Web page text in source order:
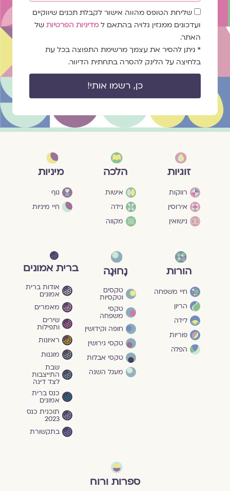
שדה
הסכמה
שליחת הטופס מהווה אישור לקבלת תכנים שיווקיים
ועדכונים ממגזין גלויה בהתאם למדיניות הפרטיות של
האתר.
* ניתן להסיר את עצמך מרשימת התפוצה בכל עת
בלחיצה על הלינק להסרה בתחתית הדיוור.
כן, רשמו אותי!
זוגיות
רווקות
אירוסין
נישואין
הלכה
אישות
נידה
מקווה
מיניות
גוף
חיי מיניות
הורות
חיי משפחה
הריון
לידה
פוריות
הפלה
נָחוּגָה
טקסים
וטקסיות
טקסי
משפחה
חופה וקידושין
טקסי גירושין
טקסי אבלות
מעגל השנה
ברית אמונים
אודות ברית
אמונים
מאמרים
שירים
ותפילות
ראיונות
מוגנוּת
שבת
התייצבות
לצד דינה
כנס ברית
אמונים
תוכנית כנס
2023
בתקשורת
ספרות ורוח